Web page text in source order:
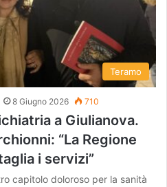
Teramo
8 Giugno 2026 710
a Giulianova.
“La Regione
i servizi”
capitolo doloroso per la sanità